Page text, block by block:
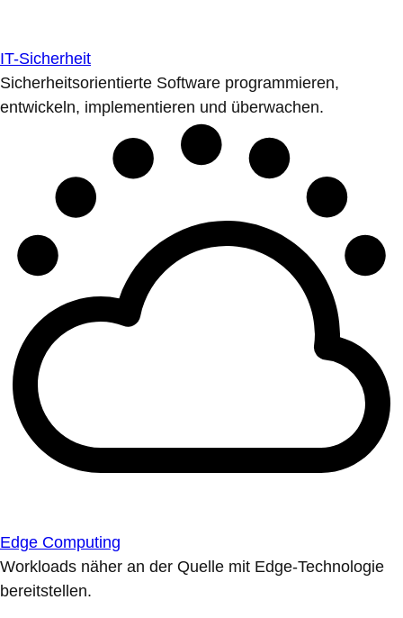
IT-Sicherheit
Sicherheitsorientierte Software programmieren,
entwickeln, implementieren und überwachen.
Edge Computing
Workloads näher an der Quelle mit Edge-Technologie
bereitstellen.